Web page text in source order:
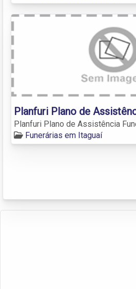
Planfuri Plano de
Planfuri Plano de Assistência
Funerárias em Itaguaí